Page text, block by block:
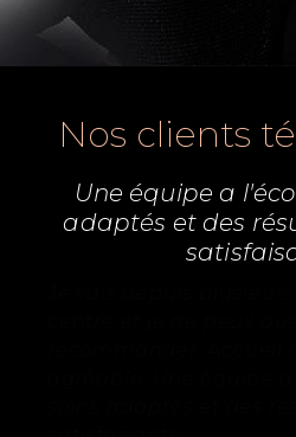
Nos clients
Une équipe a
adaptés et des